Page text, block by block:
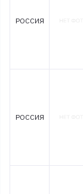
РОССИЯ
РОССИЯ